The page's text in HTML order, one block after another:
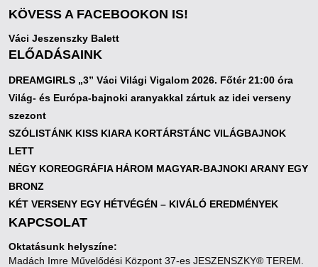
KÖVESS A FACEBOOKON IS!
Váci Jeszenszky Balett
ELŐADÁSAINK
DREAMGIRLS „3” Váci Világi Vigalom 2026. Főtér 21:00 óra
Világ- és Európa-bajnoki aranyakkal zártuk az idei verseny
szezont
SZÓLISTÁNK KISS KIARA KORTÁRSTÁNC VILÁGBAJNOK
LETT
NÉGY KOREOGRÁFIA HÁROM MAGYAR-BAJNOKI ARANY EGY
BRONZ
KÉT VERSENY EGY HÉTVÉGÉN – KIVÁLÓ EREDMÉNYEK
KAPCSOLAT
Oktatásunk helyszíne:
Madách Imre Művelődési Központ 37-es JESZENSZKY® TEREM.